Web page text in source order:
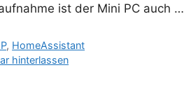
ist der Mini PC auch …
, HomeAssistant
hinterlassen